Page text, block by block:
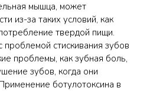
мышца, может
из-за таких условий, как
твердой пищи.
стискивания зубов
проблемы, как зубная боль,
зубов, когда они
ботулотоксина в